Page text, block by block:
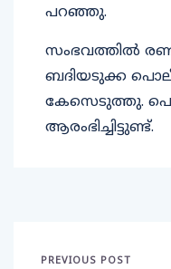
പറഞ്ഞു.
സംഭവത്തിൽ
ബദിയടുക്ക
കേസെടുത്തു.
ആരംഭിച്ചിട്ടുണ്ട്.
PREVIOUS POST